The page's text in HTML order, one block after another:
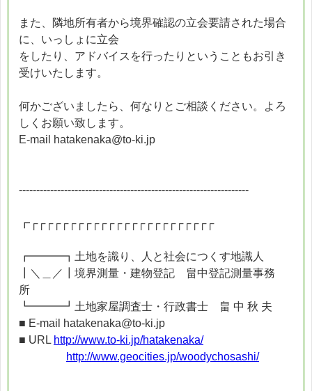
また、隣地所有者から境界確認の立会要請された場合
に、いっしょに立会
をしたり、アドバイスを行ったりということもお引き
受けいたします。
何かございましたら、何なりとご相談ください。よろ
しくお願い致します。
E-mail hatakenaka@to-ki.jp
------------------------------------------------------------------
┏┌┌┌┌┌┌┌┌┌┌┌┌┌┌┌┌┌┌┌┌┌┌┌┌
┏━━━┓土地を識り、人と社会につくす地識人
┃＼＿／┃境界測量・建物登記 畠中登記測量事務
所
┗━━━┛土地家屋調査士・行政書士 畠 中 秋 夫
■ E-mail hatakenaka@to-ki.jp
■ URL http://www.to-ki.jp/hatakenaka/
http://www.geocities.jp/woodychosashi/